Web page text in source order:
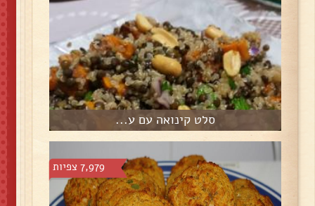
סלט קינואה עם ע...
7,979 צפיות